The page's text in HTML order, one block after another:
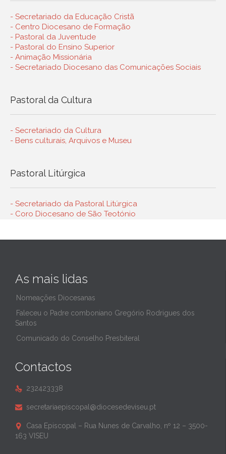
- Secretariado da Educação Cristã
- Centro Diocesano de Formação
- Pastoral da Juventude
- Pastoral do Ensino Superior
- Animação Missionária
- Secretariado Diocesano das Comunicações Sociais
Pastoral da Cultura
- Secretariado da Cultura
- Bens culturais, Arquivos e Museu
Pastoral Litúrgica
- Secretariado da Pastoral Litúrgica
- Coro Diocesano de São Teotónio
As mais lidas
Nomeações Diocesanas
Faleceu o Padre comboniano Gregório Rodrigues dos
Santos
Comunicado do Conselho Presbiteral
Contactos
 232423338
 secretariaepiscopal@diocesedeviseu.pt

Casa Episcopal – Rua Nunes de Carvalho, nº 12 – 3500-
163 VISEU